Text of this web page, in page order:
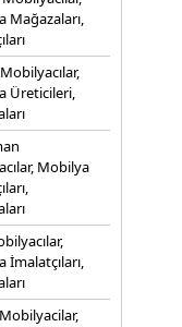
Mağazaları,
Üreticileri,
Mobilya
İmalatçıları,